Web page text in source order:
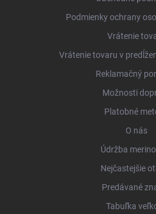
Podmienky ochrany
Vrátenie
Vrátenie tovaru v
Reklamačný
Možnosti
Platobné
O nás
Údržba
Nejčastejšie
Predávané
Tabuľka